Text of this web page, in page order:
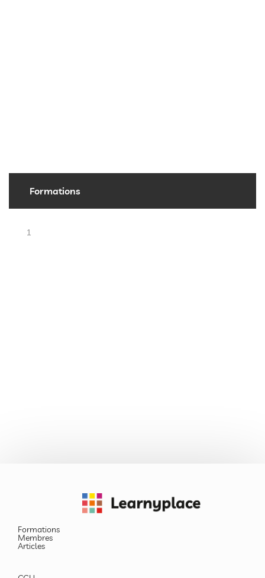
Formations
1
Formations
Membres
Articles